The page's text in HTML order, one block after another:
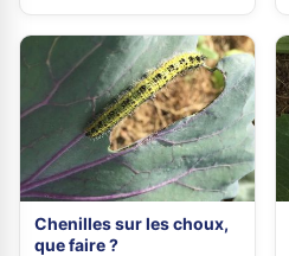
Chenilles sur les choux,
que faire ?